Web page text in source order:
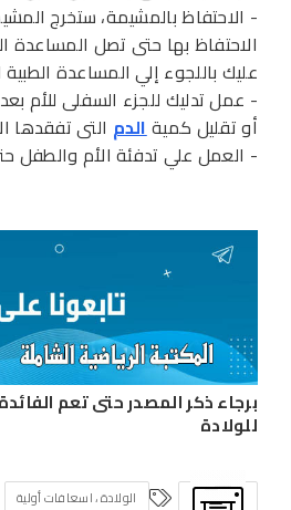
الاحتفاظ بها حتى تصل المساعدة
عليك باللجوء إلي المساعدة
- عمل تدليك للجزء السفلى للأم
أو تقليل كميةالدم التى تفقدها
- العمل علي تدفئة الأم والطفل
برجاء ذكر المصدر حتى تعم
للولادة
الولادة ، اسعافات أولية